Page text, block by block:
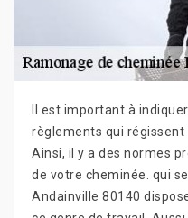
Il est important à
règlements qui régissent
Ainsi, il y a des normes
de votre cheminée. qui
Andainville 80140